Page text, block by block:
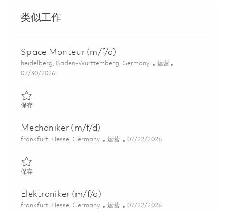
类似工作
Space Monteur (m/f/d)
位置
heidelberg, Baden-Wurttemberg, Germany 类别
运营
Posted Date
07/30/2026
保存保存 Space Monteur (m/f/d) 01861982
Mechaniker (m/f/d)
位置
frankfurt, Hesse, Germany 类别
运营 Posted Date
07/22/2026
保存保存 Mechaniker (m/f/d) 01859244
Elektroniker (m/f/d)
位置
frankfurt, Hesse, Germany 类别
运营 Posted Date
07/22/2026